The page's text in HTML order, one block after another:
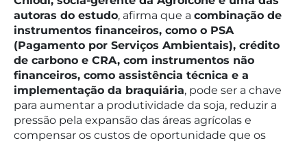
autoras do estudo, afirma que a combinação de
instrumentos financeiros, como o PSA
(Pagamento por Serviços Ambientais), crédito
de carbono e CRA, com instrumentos não
financeiros, como assistência técnica e a
implementação da braquiária, pode ser a chave
para aumentar a produtividade da soja, reduzir a
pressão pela expansão das áreas agrícolas e
compensar os custos de oportunidade que os